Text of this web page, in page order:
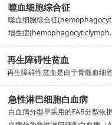
噬血细胞综合征
噬血细胞综合征
增生症
再生障碍性贫血
再生障碍性贫血是由于骨髓血细
急性淋巴细胞白血病
白血病分型早采用的FAB分型依